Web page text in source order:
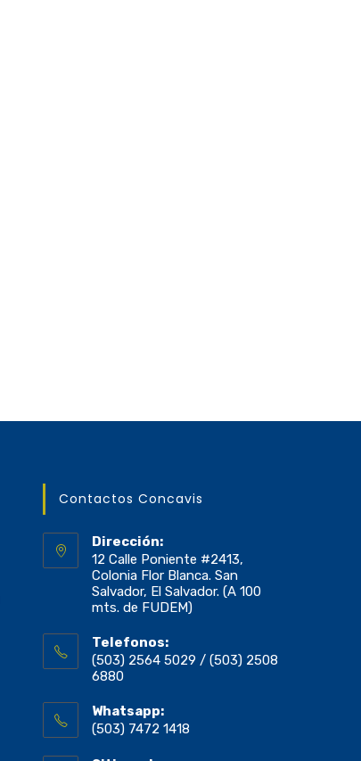
Contactos Concavis
Dirección:
12 Calle Poniente #2413,
Colonia Flor Blanca. San
Salvador, El Salvador. (A 100
mts. de FUDEM)
Telefonos:
(503) 2564 5029 / (503) 2508
6880
Whatsapp:
(503) 7472 1418